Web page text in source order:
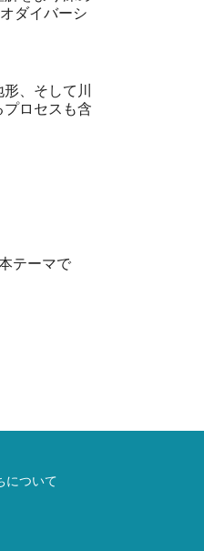
ダイバーシ
、そして川
ロセスも含
テーマで
について